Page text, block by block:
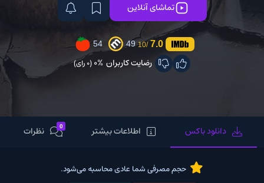
تماشای آنلاین
7.0
/10
49
54
رضایت کاربران 0%(0 رای)
دانلود باکس اطلاعات بیشتر 0 نظرات
حجم مصرفی شما عادی محاسبه می‌شود.